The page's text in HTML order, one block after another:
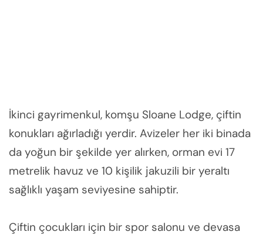
İkinci gayrimenkul, komşu Sloane Lodge, çiftin
konukları ağırladığı yerdir. Avizeler her iki binada
da yoğun bir şekilde yer alırken, orman evi 17
metrelik havuz ve 10 kişilik jakuzili bir yeraltı
sağlıklı yaşam seviyesine sahiptir.
Çiftin çocukları için bir spor salonu ve devasa